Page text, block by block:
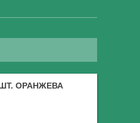
ОРАНЖЕВА